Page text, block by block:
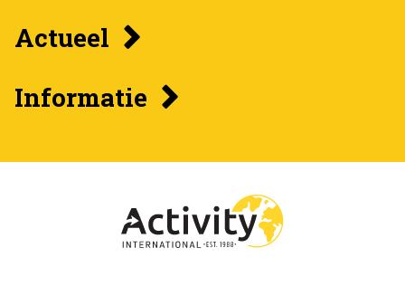
Actueel
Informatie